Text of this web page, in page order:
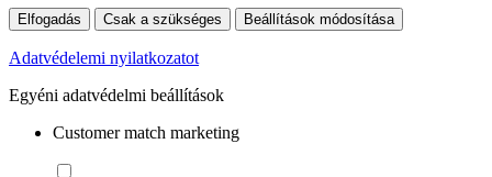
Elfogadás Csak a szükséges Beállítások módosítása
Adatvédelemi nyilatkozatot
Egyéni adatvédelmi beállítások
Customer match marketing